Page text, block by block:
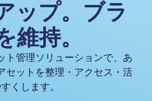
ップ。ブラ
維持。
ト管理ソリューションで、あ
セットを整理・アクセス・活
くします。